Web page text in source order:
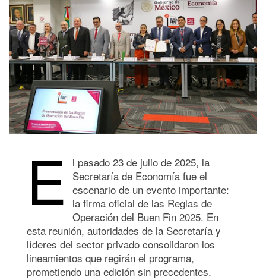
E
l pasado 23 de julio de 2025, la
Secretaría de Economía fue el
escenario de un evento importante:
la firma oficial de las Reglas de
Operación del Buen Fin 2025. En
esta reunión, autoridades de la Secretaría y
líderes del sector privado consolidaron los
lineamientos que regirán el programa,
prometiendo una edición sin precedentes.